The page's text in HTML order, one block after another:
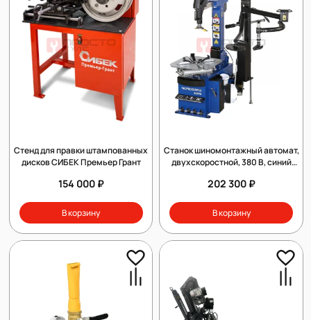
Стенд для правки штампованных
дисков СИБЕК Премьер Грант
154 000 ₽
В корзину
Станок шиномонтажный автомат,
двухскоростной, 380 В, синий
202 300 ₽
В корзину